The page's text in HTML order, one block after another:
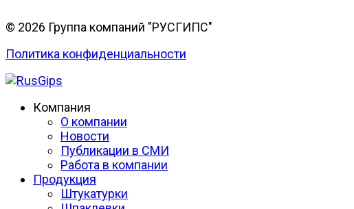
© 2026 Группа компаний "РУСГИПС"
Политика конфиденциальности
Компания
О компании
Новости
Публикации в СМИ
Работа в компании
Продукция
Штукатурки